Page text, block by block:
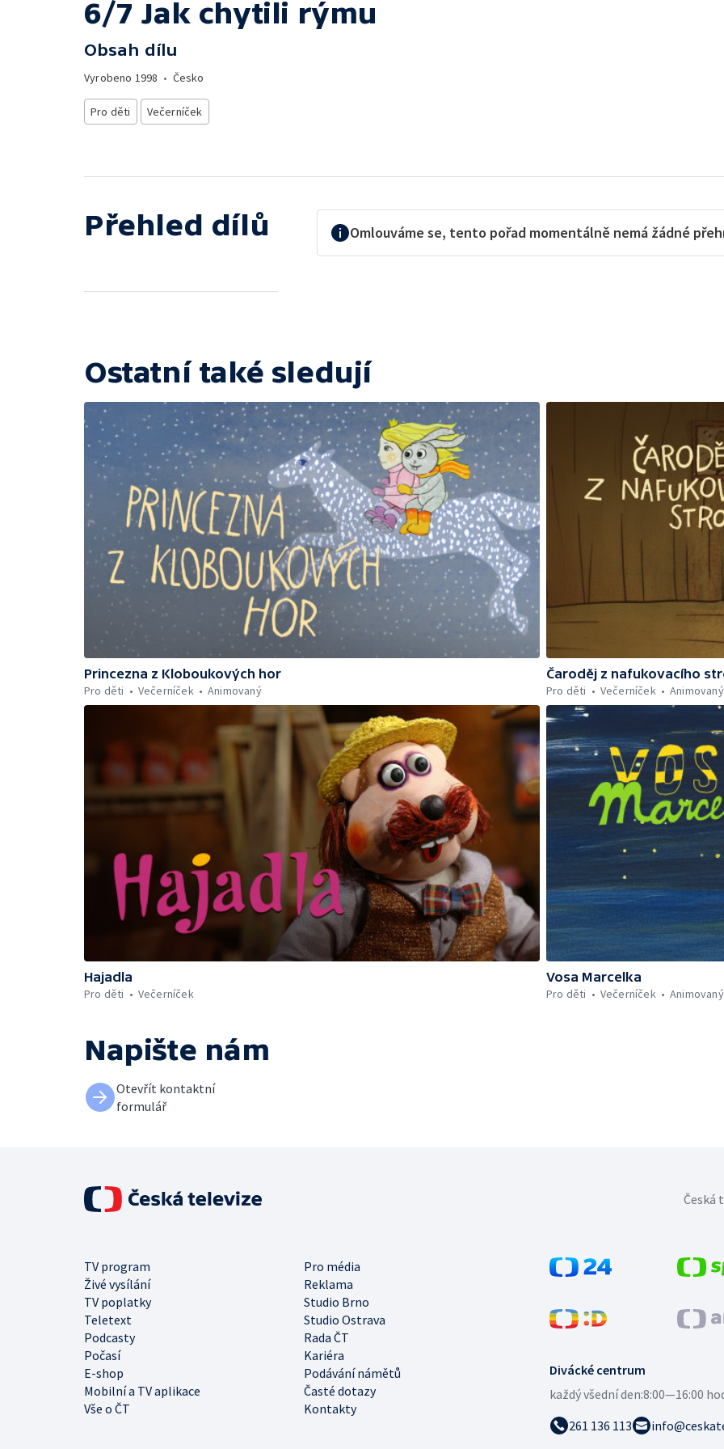
6/7 Jak chytili rýmu
Obsah dílu
Vyrobeno 1998 • Česko
Pro děti Večerníček
Přehled dílů Omlouváme se, tento pořad momentálně nemá žádné
Ostatní také sledují
Princezna z Kloboukových hor
Pro děti
Večerníček Animovaný
Čaroděj z nafukovacího
Pro děti
Večerníček Animovaný
Hajadla
Pro děti
Večerníček
Vosa Marcelka
Pro děti
Večerníček Animovaný
Napište nám
Otevřít kontaktní
formulář
Divácké centrum
každý všední den:8:00—16:00
261 136 113
TV program
Pro média
Živé vysílání
Reklama
TV poplatky
Studio Brno
Teletext
Studio Ostrava
Podcasty
Rada ČT
Počasí
Kariéra
E-shop
Podávání námětů
Mobilní a TV aplikace
Časté dotazy
Vše o ČT
Kontakty
Česká